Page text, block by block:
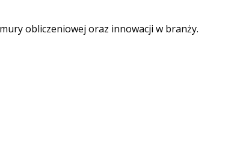
obliczeniowej oraz innowacji w branży.